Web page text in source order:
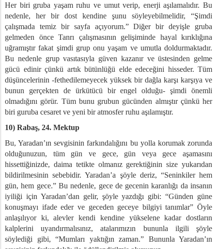
Her biri gruba yaşam ruhu ve umut verip, enerji aşılamalıdır. Bu
nedenle, her bir dost kendine şunu söyleyebilmelidir, “Şimdi
çalışmada temiz bir sayfa açıyorum.” Diğer bir deyişle gruba
gelmeden önce Tanrı çalışmasının gelişiminde hayal kırıklığına
uğramıştır fakat şimdi grup onu yaşam ve umutla doldurmaktadır.
Bu nedenle grup vasıtasıyla güven kazanır ve üstesinden gelme
gücü edinir çünkü artık bütünlüğü elde edeceğini hisseder. Tüm
düşüncelerinin -fethedilemeyecek yüksek bir dağla karşı karşıya ve
bunun gerçekten de ürkütücü bir engel olduğu- şimdi önemli
olmadığını görür. Tüm bunu grubun gücünden almıştır çünkü her
biri guruba cesaret ve yeni bir atmosfer ruhu aşılamıştır.
10) Rabaş, 24. Mektup
Bu, Yaradan’ın sevgisinin farkındalığını bu yolla korumak zorunda
olduğunuzun, tüm gün ve gece, gün veya gece aşamasını
hissettiğinizde, daima tetikte olmanız gerektiğinin size yukarıdan
bildirilmesinin sebebidir. Yaradan’a şöyle deriz, “Seninkiler hem
gün, hem gece.” Bu nedenle, gece de gecenin karanlığı da insanın
iyiliği için Yaradan’dan gelir, şöyle yazdığı gibi: “Günden güne
konuşmayı ifade eder ve geceden geceye bilgiyi tanımlar” Öyle
anlaşılıyor ki, alevler kendi kendine yükselene kadar dostların
kalplerini uyandırmalısınız, atalarımızın bununla ilgili şöyle
söylediği gibi, “Mumları yaktığın zaman.” Bununla Yaradan’ın